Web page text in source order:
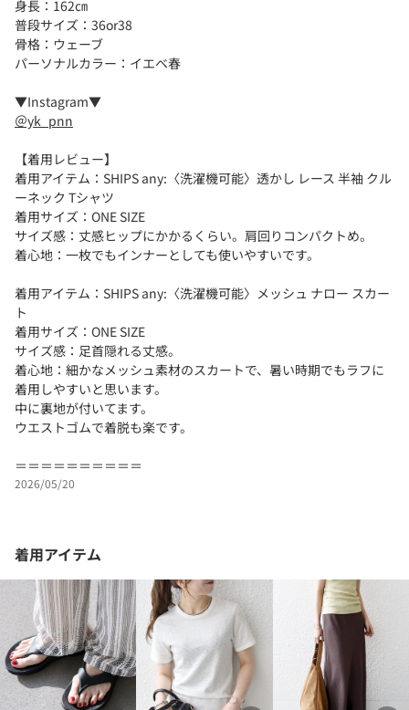
身長：162㎝
普段サイズ：36or38
骨格：ウェーブ
パーソナルカラー：イエベ春
▼Instagram▼
＠yk_pnn
【着用レビュー】
着用アイテム：SHIPS any:〈洗濯機可能〉透かし レース 半袖 クル
ーネック Tシャツ
着用サイズ：ONE SIZE
サイズ感：丈感ヒップにかかるくらい。肩回りコンパクトめ。
着心地：一枚でもインナーとしても使いやすいです。
着用アイテム：SHIPS any:〈洗濯機可能〉メッシュ ナロー スカー
ト
着用サイズ：ONE SIZE
サイズ感：足首隠れる丈感。
着心地：細かなメッシュ素材のスカートで、暑い時期でもラフに
着用しやすいと思います。
中に裏地が付いてます。
ウエストゴムで着脱も楽です。
＝＝＝＝＝＝＝＝＝＝
2026/05/20
着用アイテム